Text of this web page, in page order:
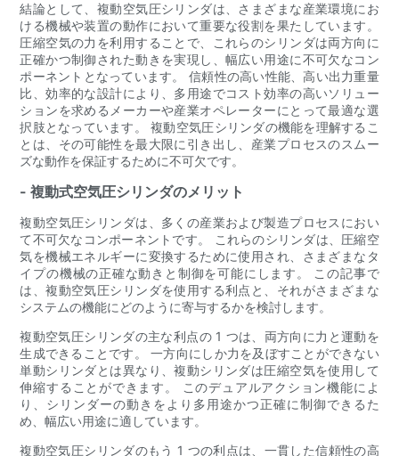
結論として、複動空気圧シリンダは、さまざまな産業環境にお
ける機械や装置の動作において重要な役割を果たしています。
圧縮空気の力を利用することで、これらのシリンダは両方向に
正確かつ制御された動きを実現し、幅広い用途に不可欠なコン
ポーネントとなっています。 信頼性の高い性能、高い出力重量
比、効率的な設計により、多用途でコスト効率の高いソリュー
ションを求めるメーカーや産業オペレーターにとって最適な選
択肢となっています。 複動空気圧シリンダの機能を理解するこ
とは、その可能性を最大限に引き出し、産業プロセスのスムー
ズな動作を保証するために不可欠です。
- 複動式空気圧シリンダのメリット
複動空気圧シリンダは、多くの産業および製造プロセスにおい
て不可欠なコンポーネントです。 これらのシリンダは、圧縮空
気を機械エネルギーに変換するために使用され、さまざまなタ
イプの機械の正確な動きと制御を可能にします。 この記事で
は、複動空気圧シリンダを使用する利点と、それがさまざまな
システムの機能にどのように寄与するかを検討します。
複動空気圧シリンダの主な利点の 1 つは、両方向に力と運動を
生成できることです。 一方向にしか力を及ぼすことができない
単動シリンダとは異なり、複動シリンダは圧縮空気を使用して
伸縮することができます。 このデュアルアクション機能によ
り、シリンダーの動きをより多用途かつ正確に制御できるた
め、幅広い用途に適しています。
複動空気圧シリンダのもう 1 つの利点は、一貫した信頼性の高